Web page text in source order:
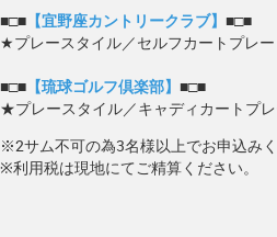
■□■ 【宜野座カントリークラブ】 ■□■
★プレースタイル／セルフカートプレー
■□■ 【琉球ゴルフ倶楽部】 ■□■
★プレースタイル／キャディカートプ
※2サム不可の為3名様以上でお申込みく
※利用税は現地にてご精算ください。